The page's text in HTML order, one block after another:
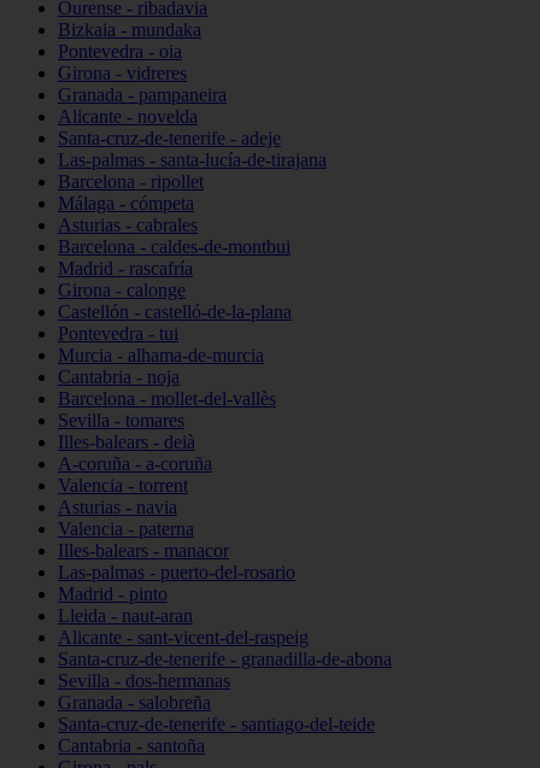
Ourense - ribadavia
Bizkaia - mundaka
Pontevedra - oia
Girona - vidreres
Granada - pampaneira
Alicante - novelda
Santa-cruz-de-tenerife - adeje
Las-palmas - santa-lucía-de-tirajana
Barcelona - ripollet
Málaga - cómpeta
Asturias - cabrales
Barcelona - caldes-de-montbui
Madrid - rascafría
Girona - calonge
Castellón - castelló-de-la-plana
Pontevedra - tui
Murcia - alhama-de-murcia
Cantabria - noja
Barcelona - mollet-del-vallès
Sevilla - tomares
Illes-balears - deià
A-coruña - a-coruña
Valencia - torrent
Asturias - navia
Valencia - paterna
Illes-balears - manacor
Las-palmas - puerto-del-rosario
Madrid - pinto
Lleida - naut-aran
Alicante - sant-vicent-del-raspeig
Santa-cruz-de-tenerife - granadilla-de-abona
Sevilla - dos-hermanas
Granada - salobreña
Santa-cruz-de-tenerife - santiago-del-teide
Cantabria - santoña